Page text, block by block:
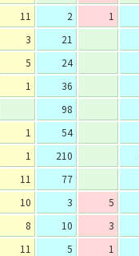
11 2 1
3 21
5 24
1 36
98
1 54
1 210
11 77
10 3 5
8 10 3
11 5 1